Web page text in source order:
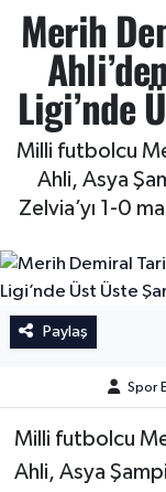
Merih
Ligi’nde
Milli futbolcu
Ahli, Asya
Zelvia’yı 1-0
Paylaş
Spor
Milli futbolcu
Ahli, Asya
Trendyol
UEFA
Avrupa
İngiltere
Özel
Muhabirler
Arama
UEFA
Avrupa
Trendyol
İngiltere
Fransa
Tüm
Son Dakika
Haber Arşivi